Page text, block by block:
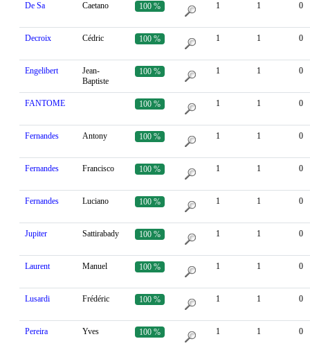
De Sa Caetano 100 % 1 1 0
Decroix Cédric 100 % 1 1 0
Engelibert
Jean-
Baptiste
100 % 1 1 0
FANTOME 100 % 1 1 0
Fernandes Antony 100 % 1 1 0
Fernandes Francisco 100 % 1 1 0
Fernandes Luciano 100 % 1 1 0
Jupiter Sattirabady 100 % 1 1 0
Laurent Manuel 100 % 1 1 0
Lusardi Frédéric 100 % 1 1 0
Pereira Yves 100 % 1 1 0